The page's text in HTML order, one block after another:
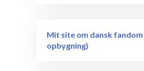
Mit site om dansk
opbygning)